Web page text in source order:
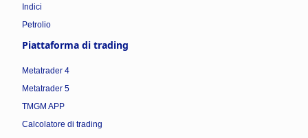
Indici
Petrolio
Piattaforma di trading
Metatrader 4
Metatrader 5
TMGM APP
Calcolatore di trading